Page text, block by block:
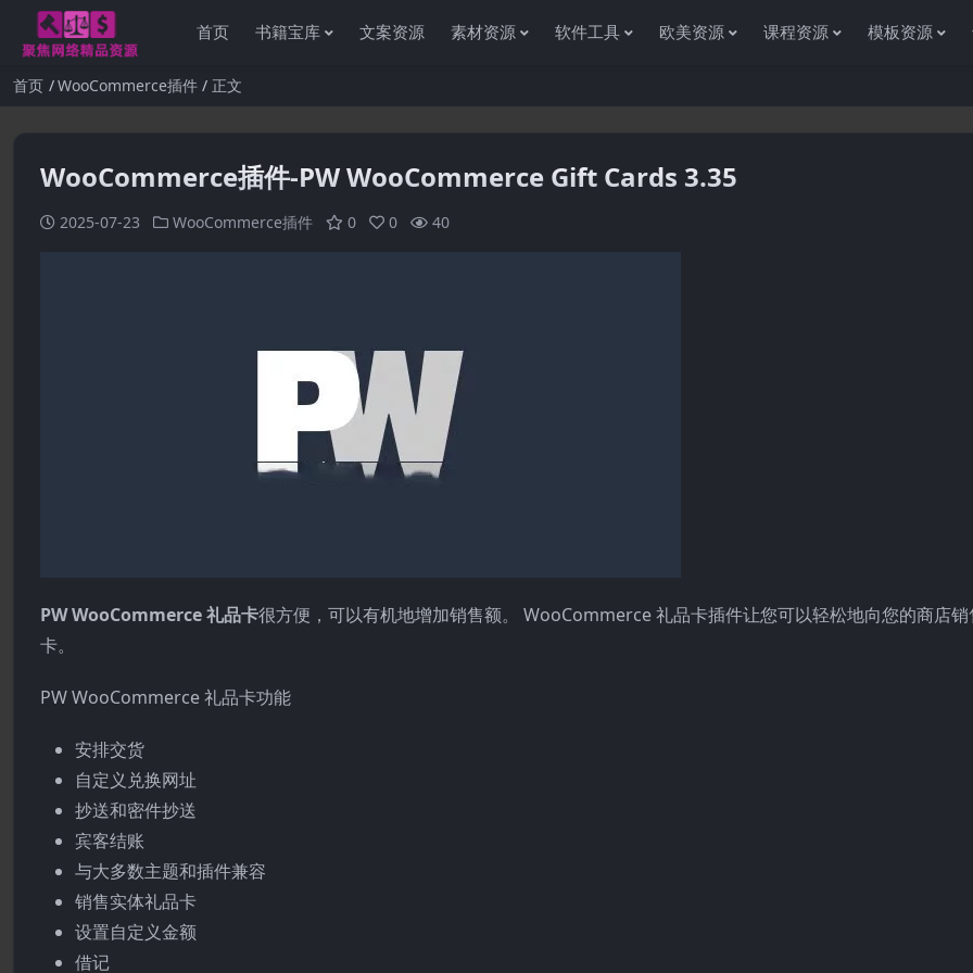
首页 书籍宝库 文案资源 素材资源 软件工具 欧美资源 课程资源 模板资源
首页 WooCommerce插件 正文
WooCommerce插件-PW WooCommerce Gift Cards 3.35
2025-07-23 WooCommerce插件 0 0 40
PW WooCommerce 礼品卡很方便，可以有机地增加销售额。 WooCommerce 礼品卡插件让您可以轻松地向您的商店
卡。
PW WooCommerce 礼品卡功能
安排交货
自定义兑换网址
抄送和密件抄送
宾客结账
与大多数主题和插件兼容
销售实体礼品卡
设置自定义金额
借记